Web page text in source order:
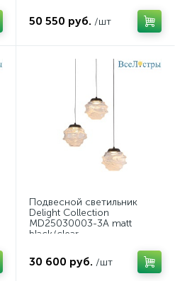
50 550 руб. /шт
Подвесной светильник
Delight Collection
MD25030003-3A matt
black/clear
30 600 руб. /шт